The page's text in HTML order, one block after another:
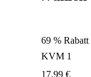
69 % Rabatt
KVM 1
17,99 €